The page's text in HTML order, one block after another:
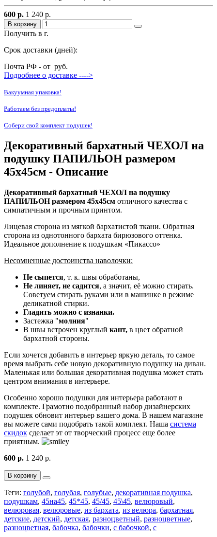
600 р. 1 240 р.
В корзину
Получить в г.
Срок доставки (дней):
Почта РФ - от руб.
Подробнее о доставке ---->
Вакуумная упаковка!
Работаем без предоплаты!
Собери свой комплект подушек!
Декоративный бархатный ЧЕХОЛ на
подушку ПАПИЛЬОН размером
45х45см - Описание
Декоративный бархатный ЧЕХОЛ на подушку
ПАПИЛЬОН размером 45х45см отличного качества с
симпатичным и прочным принтом.
Лицевая сторона из мягкой бархатистой ткани. Обратная
сторона из однотонного бархата бирюзового оттенка.
Идеальное дополнение к подушкам «Пикассо»
Несомненные достоинства наволочки:
Не сыпется, т. к. швы обработаны,
Не линяет, не садится, а значит, её можно стирать.
Советуем стирать руками или в машинке в режиме
деликатной стирки.
Гладить можно с изнанки.
Застежка "молния"
В швы встрочен круглый кант, в цвет обратной
бархатной стороны.
Если хочется добавить в интерьер яркую деталь, то самое
время выбрать себе новую декоративную подушку на диван.
Маленькая или большая декоративная подушка может стать
центром внимания в интерьере.
Особенно хорошо подушки для интерьера работают в
комплекте. Грамотно подобранный набор дизайнерских
подушек обновит интерьер вашего дома. В нашем магазине
вы можете сами подобрать такой комплект. Наша система
скидок сделает эт от творческий процесс еще более
приятным.
600 р. 1 240 р.
В корзину
Теги: голубой, голубая, голубые, декоративная подушка,
подушкам, 45на45, 45*45, 45/45, 45\45, велюровый,
велюровая, велюровые, из бархата, из велюра, бархатная,
детские, детский, детская, разноцветный, разноцветные,
разноцветная, бабочка, бабочки, с бабочкой, с